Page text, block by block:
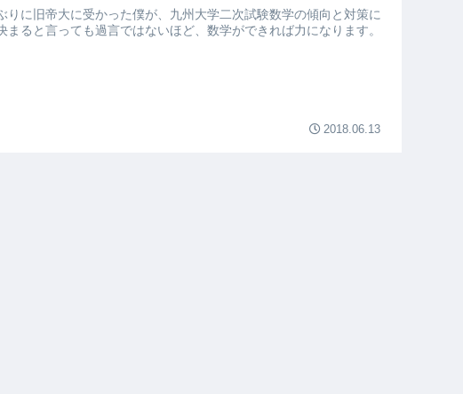
に旧帝大に受かった僕が、九州大学二次試験数学の傾向と対策に
ると言っても過言ではないほど、数学ができれば力になります。
2018.06.13